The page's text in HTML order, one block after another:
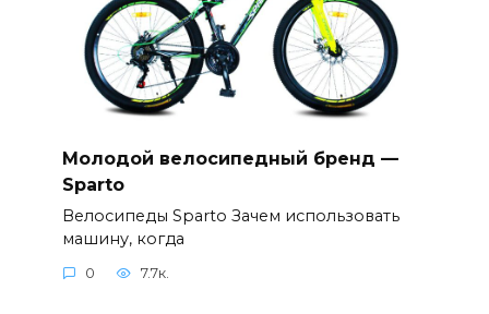
Молодой велосипедный бренд —
Sparto
Велосипеды Sparto Зачем использовать
машину, когда
0 7.7к.